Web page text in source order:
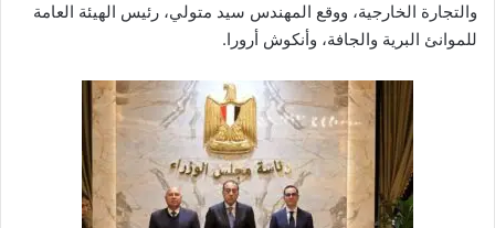
والتجارة الخارجية، ووقع المهندس سيد متولي، رئيس الهيئة العامة
للموانئ البرية والجافة، وأنكوش أرورا.